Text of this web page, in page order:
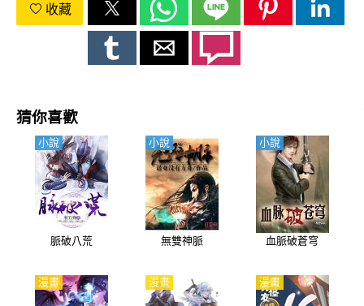
誼、父輩仇恨、正邪對立，皆繫於他一念之間。站在命運的岔路
口，他初心不改，以劍劈開前路，斬破宿怨枷鎖。
收藏
猜你喜歡
脈破八荒
小說
無雙神脈
小說
血脈破蒼穹
小說
漫畫 漫畫 漫畫